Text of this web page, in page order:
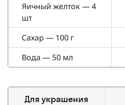
Яичный желток — 4
шт
Сахар — 100 г
Вода — 50 мл
Для украшения